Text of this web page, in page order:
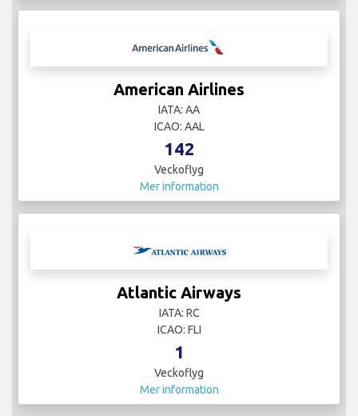
American Airlines
IATA: AA
ICAO: AAL
142
Veckoflyg
Mer information
Atlantic Airways
IATA: RC
ICAO: FLI
1
Veckoflyg
Mer information